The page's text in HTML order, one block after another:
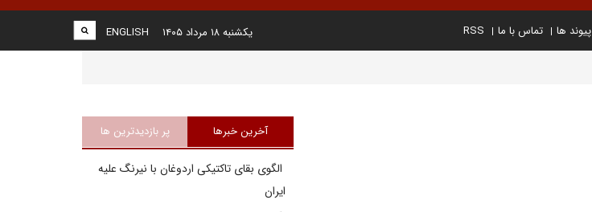
پیوند ها تماس با ما RSS
ENGLISH یکشنبه ۱۸ مرداد ۱۴۰۵
آخرین خبرها پر بازدیدترین ها
الگوی بقای تاکتیکی اردوغان با نیرنگ علیه
ایران